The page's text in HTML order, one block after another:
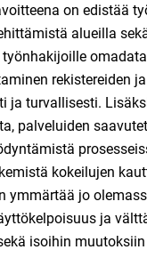
on edistää
alueilla
rekistereiden
ja turvallisesti.
palveluiden
kokeilujen
ymmärtää jo
ja
isoihin